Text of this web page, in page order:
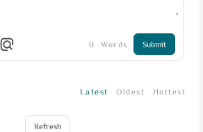
0 Words Submit
Latest Oldest Hottest
Refresh